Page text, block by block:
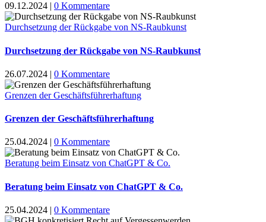
09.12.2024 | 0 Kommentare
Durchsetzung der Rückgabe von NS-Raubkunst
Durchsetzung der Rückgabe von NS-Raubkunst
26.07.2024 | 0 Kommentare
Grenzen der Geschäftsführerhaftung
Grenzen der Geschäftsführerhaftung
25.04.2024 | 0 Kommentare
Beratung beim Einsatz von ChatGPT & Co.
Beratung beim Einsatz von ChatGPT & Co.
25.04.2024 | 0 Kommentare